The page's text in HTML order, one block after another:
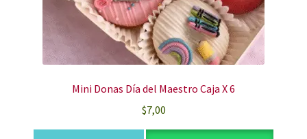
Mini Donas Día del Maestro Caja X 6
$7,00